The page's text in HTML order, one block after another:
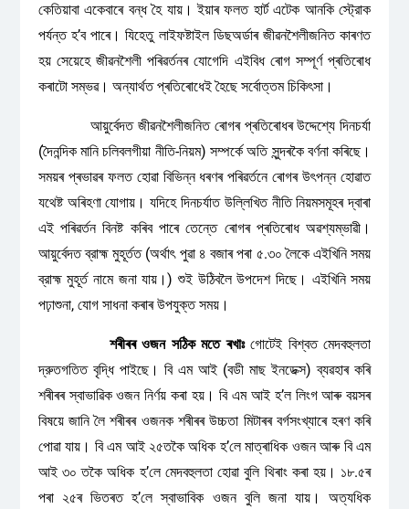
কেতিয়াবা একেবাৰে বন্ধ হৈ যায়। ইয়াৰ ফলত হার্ট এটেক আনকি স্ট্রোক
পর্যন্ত হ’ব পাৰে। যিহেতু লাইফষ্টাইল ডিছঅৰ্ডাৰ জীৱনশৈলীজনিত কাৰণত
হয় সেয়েহে জীৱনশৈলী পৰিৱৰ্তনৰ যোগেদি এইবিধ ৰোগ সম্পূৰ্ণ প্ৰতিৰোধ
কৰাটো সম্ভৱ। অন্যাৰ্থত প্ৰতিৰোধেই হৈছে সর্বোত্তম চিকিৎসা।
আয়ুৰ্বেদত জীৱনশৈলীজনিত ৰোগৰ প্ৰতিৰোধৰ উদ্দেশ্যে দিনচর্যা
(দৈনন্দিক মানি চলিবলগীয়া নীতি-নিয়ম) সম্পর্কে অতি সুন্দৰকৈ বর্ণনা কৰিছে।
সময়ৰ প্ৰভাৱৰ ফলত হোৱা বিভিন্ন ধৰণৰ পৰিৱৰ্তনে ৰোগৰ উৎপন্ন হোৱাত
যথেষ্ট অৰিহণা যোগায়। যদিহে দিনচৰ্যাত উল্লিখিত নীতি নিয়মসমূহৰ দ্বাৰা
এই পৰিৱৰ্তন বিনষ্ট কৰিব পাৰে তেন্তে ৰোগৰ প্ৰতিৰোধ অৱশ্যম্ভাৱী।
আয়ুৰ্বেদত ব্রাহ্ম মুহূৰ্তত (অর্থাৎ পুৱা ৪ বজাৰ পৰা ৫.৩০ লৈকে এইখিনি সময়
ব্রাহ্ম মুহূর্ত নামে জনা যায়।) শুই উঠিবলৈ উপদেশ দিছে। এইখিনি সময়
পঢ়াশুনা, যোগ সাধনা কৰাৰ উপযুক্ত সময়।
শৰীৰৰওজন সঠিকমতেৰখাঃগোটেই বিশ্বত মেদবহুলতা
দ্রুতগতিত বৃদ্ধি পাইছে। বি এম আই (বডী মাছ ইনডেক্স) ব্যৱহাৰ কৰি
শৰীৰৰ স্বাভাৱিক ওজন নির্ণয় কৰা হয়। বি এম আই হ’ল লিংগ আৰু বয়সৰ
বিষয়ে জানি লৈ শৰীৰৰ ওজনক শৰীৰৰ উচ্চতা মিটাৰৰ বৰ্গসংখ্যাৰে হৰণ কৰি
পোৱা যায়। বি এম আই ২৫তকৈ অধিক হ’লে মাত্ৰাধিক ওজন আৰু বি এম
আই ৩০ তকৈ অধিক হ’লে মেদবহুলতা হোৱা বুলি থিৰাং কৰা হয়। ১৮.৫ৰ
পৰা ২৫ৰ ভিতৰত হ’লে স্বাভাবিক ওজন বুলি জনা যায়। অত্যধিক